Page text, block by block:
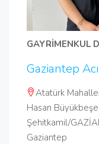
GAYRİMENKUL
Gaziantep
Atatürk
Hasan
Şehitkamil/
Gaziantep